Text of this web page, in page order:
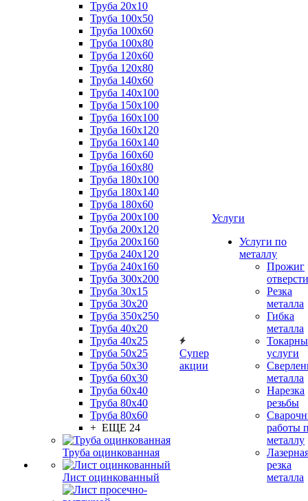
Труба 20x10
Труба 100x50
Труба 100x60
Труба 100x80
Труба 120x60
Труба 120x80
Труба 140x60
Труба 140x100
Труба 150x100
Труба 160x100
Труба 160x120
Труба 160x140
Труба 160x60
Труба 160x80
Труба 180x100
Труба 180x140
Труба 180x60
Труба 200x100
Труба 200x120
Труба 200x160
Труба 240x120
Труба 240x160
Труба 300x200
Труба 30x15
Труба 30x20
Труба 350x250
Труба 40x20
Труба 40x25
Труба 50x25
Труба 50x30
Труба 60x30
Труба 60x40
Труба 80x40
Труба 80x60
+ ЕЩЕ 24
Труба оцинкованная
Лист оцинкованный
Супер
акции
Услуги
Услуги по
металлу
Прожиг
Резка
металла
Гибка
металла
услуги
металла
Нарезка
резьбы
работы
металлу
резка
металла